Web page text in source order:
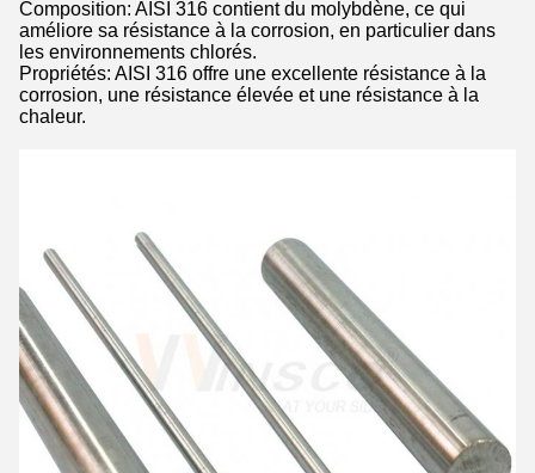
Composition: AISI 316 contient du molybdène, ce qui
améliore sa résistance à la corrosion, en particulier dans
les environnements chlorés.
Propriétés: AISI 316 offre une excellente résistance à la
corrosion, une résistance élevée et une résistance à la
chaleur.